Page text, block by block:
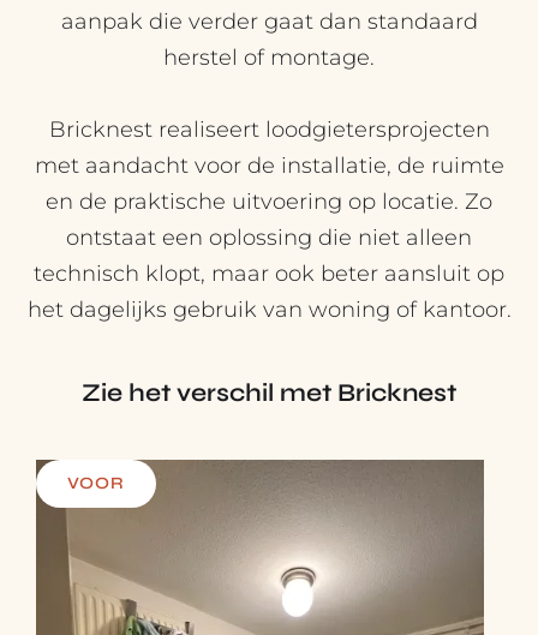
aanpak die verder gaat dan standaard
herstel of montage.
Bricknest realiseert loodgietersprojecten
met aandacht voor de installatie, de ruimte
en de praktische uitvoering op locatie. Zo
ontstaat een oplossing die niet alleen
technisch klopt, maar ook beter aansluit op
het dagelijks gebruik van woning of kantoor.
Zie het verschil met Bricknest
VOOR